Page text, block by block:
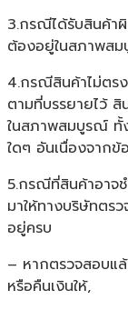
3.กรณีได้รับสินค้า
ต้องอยู่ในสภาพส
4.กรณีสินค้าไม่ตร
ตามที่บรรยายไว้ สิ
ในสภาพสมบูรณ์ ทั้
ใดๆ อันเนื่องจาก
5.กรณีที่สินค้าอาจ
มาให้ทางบริษัทตร
อยู่ครบ
– หากตรวจสอบแ
หรือคืนเงินให้,